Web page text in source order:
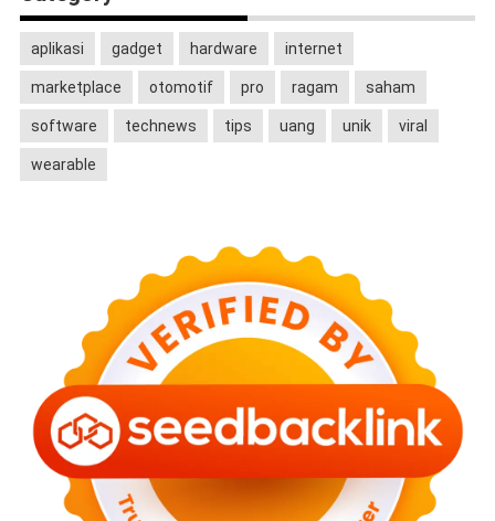
aplikasi gadget hardware internet
marketplace otomotif pro ragam saham
software technews tips uang unik viral
wearable